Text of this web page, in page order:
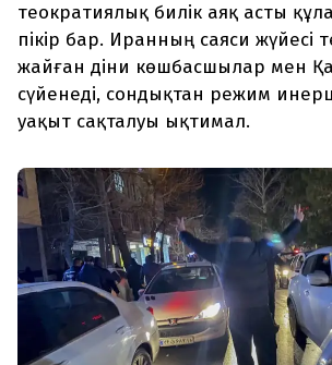
теократиялық билік аяқ асты
пікір бар. Иранның саяси жүйесі
жайған діни көшбасшылар мен
сүйенеді, сондықтан режим
уақыт сақталуы ықтимал.